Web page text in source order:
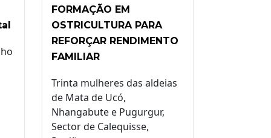
FORMAÇÃO EM
OSTRICULTURA PARA
REFORÇAR RENDIMENTO
FAMILIAR
Trinta mulheres das aldeias
de Mata de Ucó,
Nhangabute e Pugurgur,
Sector de Calequisse,